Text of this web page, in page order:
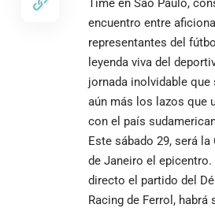
encuentro entre
representantes del
leyenda viva del
jornada inolvidable que
aún más los lazos que
con el país
Este sábado 29, será la
de Janeiro el
directo el partido del
Racing de Ferrol, habrá